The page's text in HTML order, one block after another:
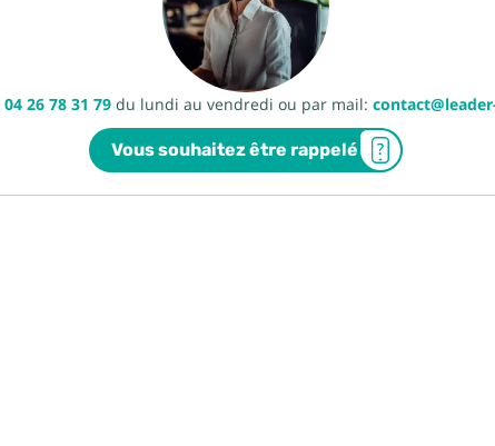
04 26 78 31 79du lundi au vendredi ou par mail:
Vous souhaitez être rappelé